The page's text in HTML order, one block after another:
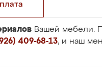
Вашей мебели.
409-68-13, и наш